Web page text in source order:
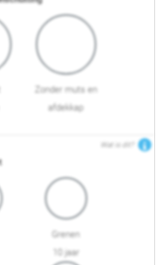
Zonder muts en
afdekkap
Wat is dit?
Grenen
10 jaar